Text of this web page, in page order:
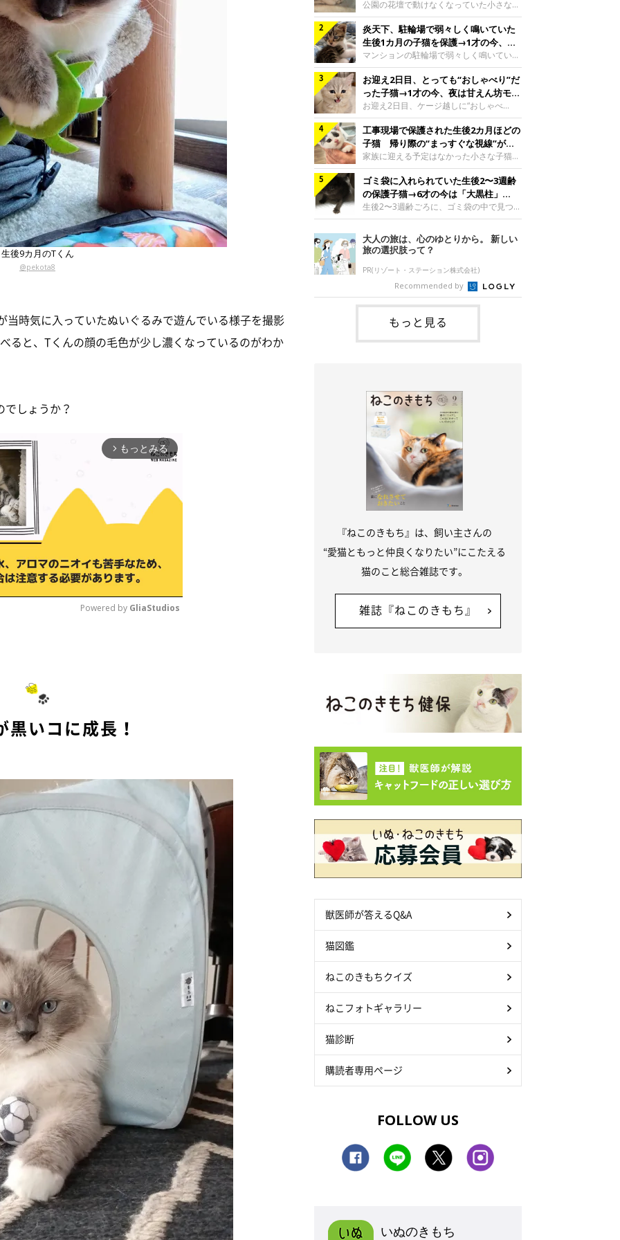
生後9カ月のTくん
@pekota8
時気に入っていたぬいぐるみで遊んでいる様子を撮影
ると、Tくんの顔の毛色が少し濃くなっているのがわか
しょうか？
arrow_forward_ios もっとみる
Powered by GliaStudios
黒いコに成長！
と“姉妹”のような関係に
公園の花壇で動けなくなっていた小さな子
猫。家族に迎えられてから6年、先住猫と
の間には深い絆が育まれていました。保護
当時のティダちゃん。
@muumuu62197189紹介するのは、
X（旧Twitter）ユーザー
@muumuu62197189さんの愛猫・ティダ
ちゃん（取材時6才）の成長記録です。こ
ちらは、生後3カ月ごろのティダちゃん。
飼い主さんが出会ったのは、夜から大雨に
なると予報されていた日の夕方でした。花
壇で動けずにいた子猫保護したばかりのテ
ィダちゃん。@muumuu62197189飼い主
さんは、公園の
炎天下、駐輪場で弱々しく鳴いていた
生後1カ月の子猫を保護→1才の今、筋
肉質でツンデレなコに成長
マンションの駐輪場で弱々しく鳴いてい
た、生後1カ月ほどの子猫。家族に迎えら
れてから1年、体も行動も大きく成長しま
した。炎天下の駐輪場で鳴いていた小さな
子猫保護当時のモモちゃん。@Kingponzu
紹介するのは、X（旧Twitter）ユーザー
@Kingponzuさんの愛猫・モモちゃん（取
材時1才）の成長記録です。こちらは、モ
モちゃんが生後1カ月ごろに撮影された一
枚。飼い主さんの自宅マンションの駐輪場
で鳴いていたところを保護された当時の姿
です。子猫時代のモモちゃん。
@Kingponzuその日は気温が35℃を
お迎え2日目、とっても“おしゃべり”だ
った子猫→1才の今、夜は甘えん坊モー
ドになるコに成長！
お迎え2日目、ケージ越しに“おしゃべ
り”する姿を見せていた子猫。1才になった
今も見せる愛らしい姿にキュンとします。
お迎え2日目、ケージ越しに何かを伝える
ももちゃん“おしゃべり”なももちゃん。
@poocoonyan紹介するのは、Instagram
ユーザー@poocoonyanさんの愛猫・もも
ちゃん（取材時1才／マンチカン）です。
こちらの動画は、ももちゃんが生後2カ月
を過ぎたころ、お迎え2日目に撮影された
ため、当時はケージの中で過ごしていまし
た。鳴いてアピールするももち
工事現場で保護された生後2カ月ほどの
子猫 帰り際の“まっすぐな視線”が忘
れられず、家族の一員に
家族に迎える予定はなかった小さな子猫。
帰り際に見せた姿が、飼い主さんの心に残
りました。保護当時の夏目ちゃん。
@shibainu_rintaro紹介するのは、
Instagramユーザー@shibainu_rintaroさ
んの愛猫・夏目（なつめ）ちゃん（取材時
3才）。工事現場で親猫とはぐれたとみら
れ、保護された当時は生後2カ月ほどだっ
たといいます。新しい飼い主を探すつもり
が……保護されてケージに入っている夏目
ちゃん。@shibainu_rintaro夏目ちゃんを
保護したのは、以前、飼い主さんの愛猫・
ちくわく
ゴミ袋に入れられていた生後2〜3週齢
の保護子猫→6才の今は「大黒柱」
に！ 美しい黒猫に成長した姿にグッ
とくる
生後2〜3週齢ごろに、ゴミ袋の中で見つか
った小さな命。ミルクから育てられたその
子猫は今、家族に欠かせない存在へと成長
しました。ゴミ袋の中で見つかった、ミニ
モグラのような子猫よちよち歩きをしてい
たころの、生後2〜3週齢ごろのドンちゃ
ん。@doddou_1今回紹介するのは、
X（旧Twitter）ユーザー@doddou_1さん
の愛猫・ドンちゃん（取材時、推定6才／
本名：ドミトリー・ドンスコイ）。ドンち
ゃんは、保護猫でした。ドンちゃんが見つ
かったのは、飼い主さんの姉の勤め先の敷
大人の旅は、心のゆとりから。 新しい
旅の選択肢って？
PR(リゾート・ステーション株式会社)
Recommended by
もっと見る
『ねこのきもち』は、飼い主さんの
“愛猫ともっと仲良くなりたい”にこたえる
猫のこと総合雑誌です。
雑誌『ねこのきもち』
獣医師が答えるQ&A
猫図鑑
ねこのきもちクイズ
ねこフォトギャラリー
猫診断
購読者専用ページ
FOLLOW US
いぬのきもち